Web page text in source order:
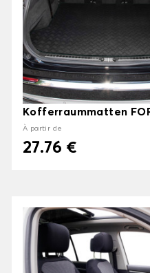
Kofferraummatten
À partir de
27.76 €